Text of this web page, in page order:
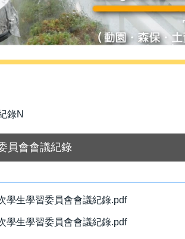
錄N
員會會議紀錄
學生學習委員會會議紀錄.pdf
學生學習委員會會議紀錄.pdf